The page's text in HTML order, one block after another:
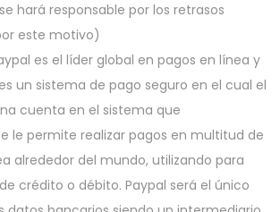
hará responsable por los retrasos
este motivo)
es el líder global en pagos en línea y
un sistema de pago seguro en el cual el
cuenta en el sistema que
le permite realizar pagos en multitud de
alrededor del mundo, utilizando para
crédito o débito. Paypal será el único